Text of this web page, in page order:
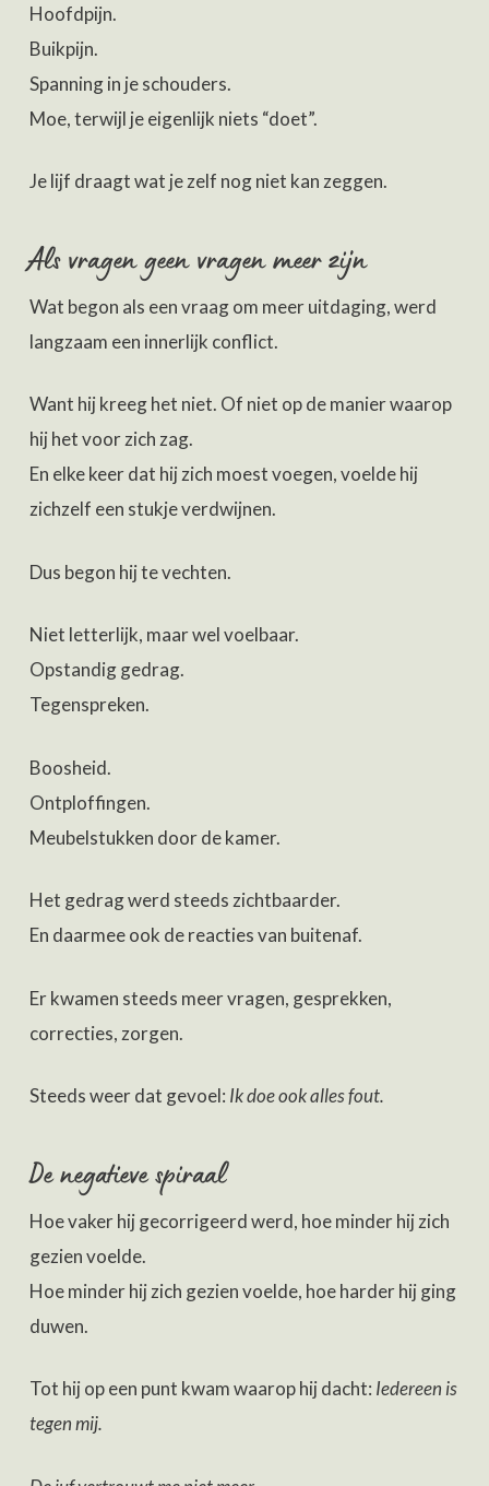
Hoofdpijn.
Buikpijn.
Spanning in je schouders.
Moe, terwijl je eigenlijk niets “doet”.
Je lijf draagt wat je zelf nog niet kan zeggen.
Als vragen geen vragen meer zijn
Wat begon als een vraag om meer uitdaging, werd
langzaam een innerlijk conflict.
Want hij kreeg het niet. Of niet op de manier waarop
hij het voor zich zag.
En elke keer dat hij zich moest voegen, voelde hij
zichzelf een stukje verdwijnen.
Dus begon hij te vechten.
Niet letterlijk, maar wel voelbaar.
Opstandig gedrag.
Tegenspreken.
Boosheid.
Ontploffingen.
Meubelstukken door de kamer.
Het gedrag werd steeds zichtbaarder.
En daarmee ook de reacties van buitenaf.
Er kwamen steeds meer vragen, gesprekken,
correcties, zorgen.
Steeds weer dat gevoel: Ik doe ook alles fout.
De negatieve spiraal
Hoe vaker hij gecorrigeerd werd, hoe minder hij zich
gezien voelde.
Hoe minder hij zich gezien voelde, hoe harder hij ging
duwen.
Tot hij op een punt kwam waarop hij dacht: Iedereen is
tegen mij.